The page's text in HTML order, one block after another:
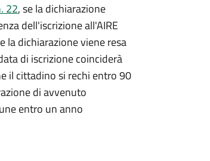
22, se la dichiarazione
dell'iscrizione all'AIRE
la dichiarazione viene resa
di iscrizione coinciderà
il cittadino si rechi entro 90
di avvenuto
entro un anno